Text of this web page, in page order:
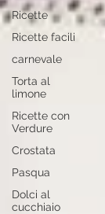
Ricette
Ricette facili
carnevale
Torta al
limone
Ricette con
Verdure
Crostata
Pasqua
Dolci al
cucchiaio